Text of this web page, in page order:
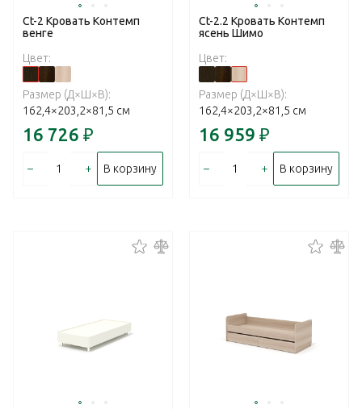
Ct-2 Кровать Контемп
венге
Цвет:
Размер (Д×Ш×В):
162,4×203,2×81,5 см
16 726 ₽
– + В корзину
Ct-2.2 Кровать Контемп
ясень Шимо
Цвет:
Размер (Д×Ш×В):
162,4×203,2×81,5 см
16 959 ₽
– + В корзину